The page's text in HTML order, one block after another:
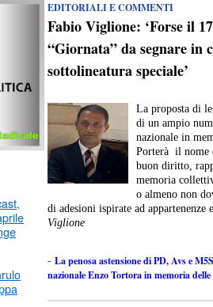
EDITORIALI E COMMENTI
Fabio Viglione: ‘Forse il
“Giornata” da segnare in
sottolineatura speciale’
La proposta di
di un ampio
nazionale in
Porterà il nome
buon diritto,
memoria
o almeno non
di adesioni ispirate ad
Viglione
- La penosa astensione di PD, Avs e
nazionale Enzo Tortora in memoria